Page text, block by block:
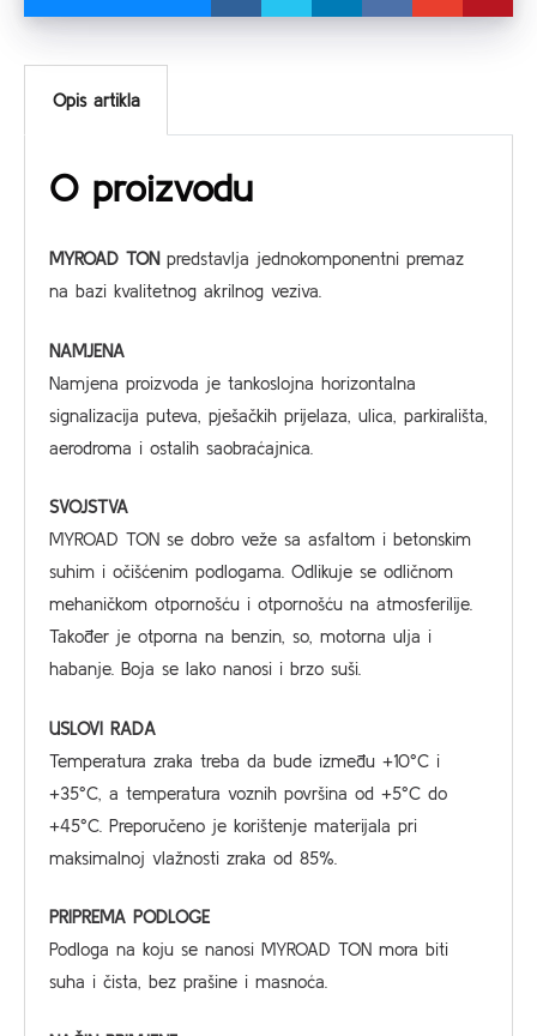
Opis artikla
O proizvodu
MYROAD TON predstavlja jednokomponentni premaz
na bazi kvalitetnog akrilnog veziva.
NAMJENA
Namjena proizvoda je tankoslojna horizontalna
signalizacija puteva, pješačkih prijelaza, ulica, parkirališta,
aerodroma i ostalih saobraćajnica.
SVOJSTVA
MYROAD TON se dobro veže sa asfaltom i betonskim
suhim i očišćenim podlogama. Odlikuje se odličnom
mehaničkom otpornošću i otpornošću na atmosferilije.
Također je otporna na benzin, so, motorna ulja i
habanje. Boja se lako nanosi i brzo suši.
USLOVI RADA
Temperatura zraka treba da bude između +10°C i
+35°C, a temperatura voznih površina od +5°C do
+45°C. Preporučeno je korištenje materijala pri
maksimalnoj vlažnosti zraka od 85%.
PRIPREMA PODLOGE
Podloga na koju se nanosi MYROAD TON mora biti
suha i čista, bez prašine i masnoća.